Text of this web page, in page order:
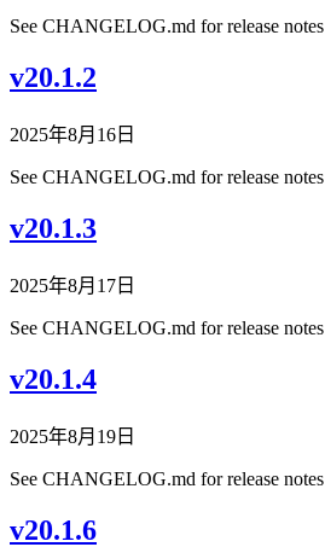
See CHANGELOG.md for release notes
v20.1.2
2025年8月16日
See CHANGELOG.md for release notes
v20.1.3
2025年8月17日
See CHANGELOG.md for release notes
v20.1.4
2025年8月19日
See CHANGELOG.md for release notes
v20.1.6